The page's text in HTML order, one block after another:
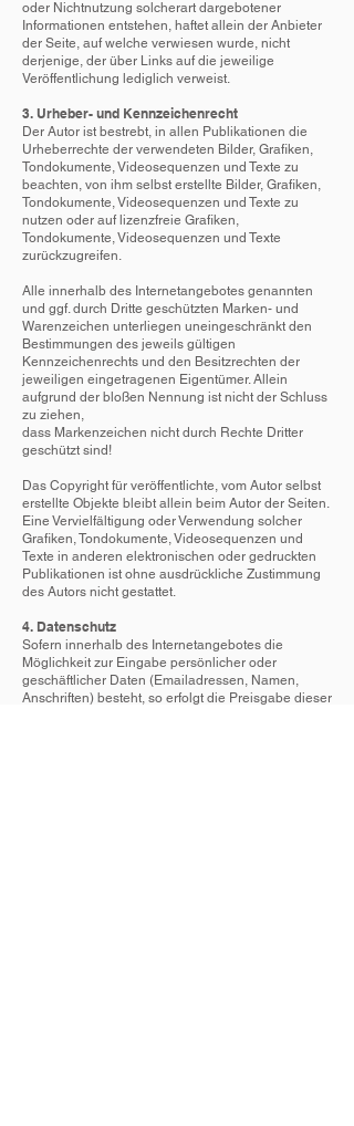
oder Nichtnutzung solcherart dargebotener
Informationen entstehen, haftet allein der Anbieter
der Seite, auf welche verwiesen wurde, nicht
derjenige, der über Links auf die jeweilige
Veröffentlichung lediglich verweist.
3. Urheber- und Kennzeichenrecht
Der Autor ist bestrebt, in allen Publikationen die
Urheberrechte der verwendeten Bilder, Grafiken,
Tondokumente, Videosequenzen und Texte zu
beachten, von ihm selbst erstellte Bilder, Grafiken,
Tondokumente, Videosequenzen und Texte zu
nutzen oder auf lizenzfreie Grafiken,
Tondokumente, Videosequenzen und Texte
zurückzugreifen.
Alle innerhalb des Internetangebotes genannten
und ggf. durch Dritte geschützten Marken- und
Warenzeichen unterliegen uneingeschränkt den
Bestimmungen des jeweils gültigen
Kennzeichenrechts und den Besitzrechten der
jeweiligen eingetragenen Eigentümer. Allein
aufgrund der bloßen Nennung ist nicht der Schluss
zu ziehen,
dass Markenzeichen nicht durch Rechte Dritter
geschützt sind!
Das Copyright für veröffentlichte, vom Autor selbst
erstellte Objekte bleibt allein beim Autor der Seiten.
Eine Vervielfältigung oder Verwendung solcher
Grafiken, Tondokumente, Videosequenzen und
Texte in anderen elektronischen oder gedruckten
Publikationen ist ohne ausdrückliche Zustimmung
des Autors nicht gestattet.
4. Datenschutz
Sofern innerhalb des Internetangebotes die
Möglichkeit zur Eingabe persönlicher oder
geschäftlicher Daten (Emailadressen, Namen,
Anschriften) besteht, so erfolgt die Preisgabe dieser